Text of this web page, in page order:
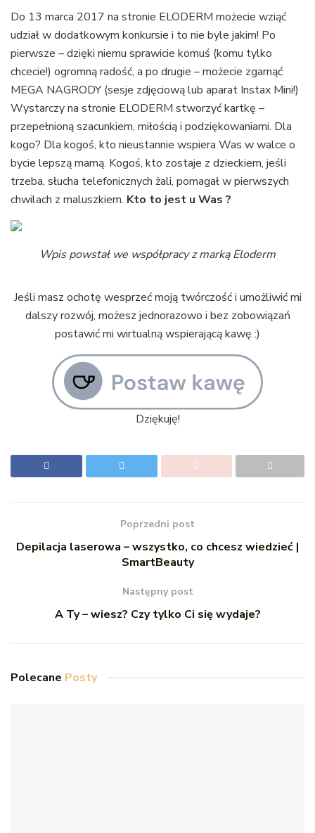
Do 13 marca 2017 na stronie ELODERM możecie wziąć
udział w dodatkowym konkursie i to nie byle jakim! Po
pierwsze – dzięki niemu sprawicie komuś (komu tylko
chcecie!) ogromną radość, a po drugie – możecie zgarnąć
MEGA NAGRODY (sesje zdjęciową lub aparat Instax Mini!)
Wystarczy na stronie ELODERM stworzyć kartkę –
przepełnioną szacunkiem, miłością i podziękowaniami. Dla
kogo? Dla kogoś, kto nieustannie wspiera Was w walce o
bycie lepszą mamą. Kogoś, kto zostaje z dzieckiem, jeśli
trzeba, słucha telefonicznych żali, pomagał w pierwszych
chwilach z maluszkiem. Kto to jest u Was ?
Wpis powstał we współpracy z marką Eloderm
Jeśli masz ochotę wesprzeć moją twórczość i umożliwić mi
dalszy rozwój, możesz jednorazowo i bez zobowiązań
postawić mi wirtualną wspierającą kawę :)
Dziękuję!
Poprzedni post
Depilacja laserowa – wszystko, co chcesz wiedzieć |
SmartBeauty
Następny post
A Ty – wiesz? Czy tylko Ci się wydaje?
Polecane Posty